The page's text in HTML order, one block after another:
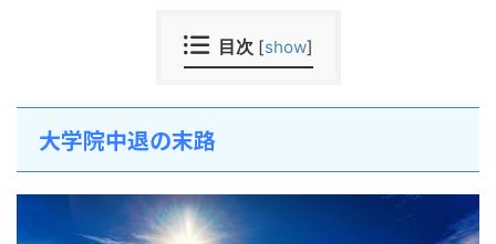
目次 [show]
大学院中退の末路